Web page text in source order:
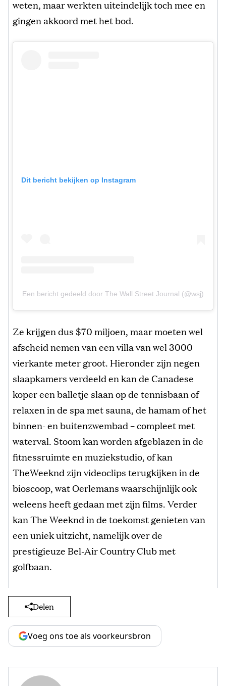
weten, maar werkten uiteindelijk toch mee en
gingen akkoord met het bod.
Dit bericht bekijken op Instagram
Een bericht gedeeld door The Wall Street Journal (@wsj)
Ze krijgen dus $70 miljoen, maar moeten wel
afscheid nemen van een villa van wel 3000
vierkante meter groot. Hieronder zijn negen
slaapkamers verdeeld en kan de Canadese
koper een balletje slaan op de tennisbaan of
relaxen in de spa met sauna, de hamam of het
binnen- en buitenzwembad – compleet met
waterval. Stoom kan worden afgeblazen in de
fitnessruimte en muziekstudio, of kan
TheWeeknd zijn videoclips terugkijken in de
bioscoop, wat Oerlemans waarschijnlijk ook
weleens heeft gedaan met zijn films. Verder
kan The Weeknd in de toekomst genieten van
een uniek uitzicht, namelijk over de
prestigieuze Bel-Air Country Club met
golfbaan.
Delen
Voeg ons toe als voorkeursbron